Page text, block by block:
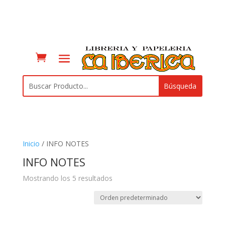
Inicio / INFO NOTES
INFO NOTES
Mostrando los 5 resultados